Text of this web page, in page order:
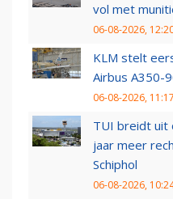
vol met
06-08-2026,
KLM stelt
Airbus A350-
06-08-2026, 11:17
TUI breidt uit
jaar meer
Schiphol
06-08-2026,